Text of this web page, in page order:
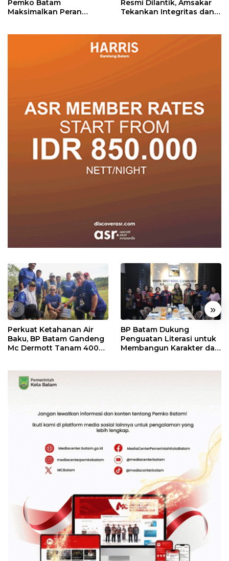
Pemko Batam
Maksimalkan Peran
Resmi Dilantik, Amsakar
Tekankan Integritas dan
« »
Perkuat Ketahanan Air
Baku, BP Batam Gandeng
Mc Dermott Tanam 400
BP Batam Dukung
Penguatan Literasi untuk
Membangun Karakter dan